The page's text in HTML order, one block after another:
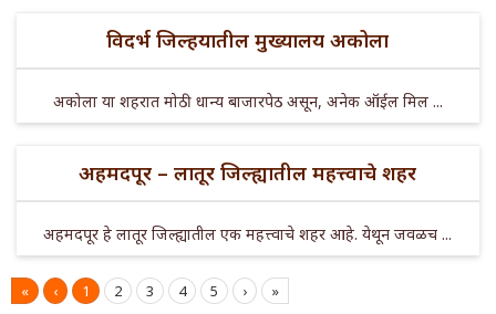
विदर्भ जिल्हयातील मुख्यालय अकोला
अकोला या शहरात मोठी धान्य बाजारपेठ असून, अनेक ऑईल मिल ...
अहमदपूर – लातूर जिल्ह्यातील महत्त्वाचे शहर
अहमदपूर हे लातूर जिल्ह्यातील एक महत्त्वाचे शहर आहे. येथून जवळच ...
« ‹ 1 2 3 4 5 › »